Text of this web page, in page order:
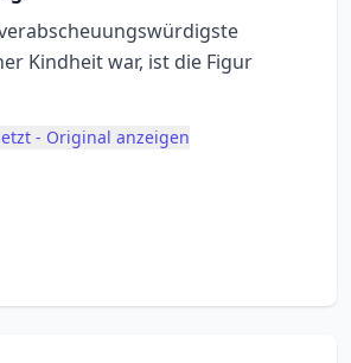
Kindheit war, ist die Figur
- Original anzeigen